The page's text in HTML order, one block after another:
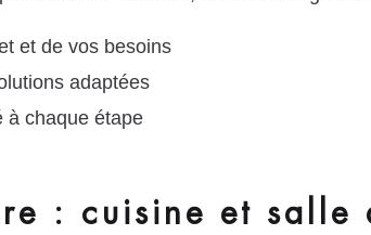
et de vos besoins
adaptées
à chaque étape
: cuisine et salle